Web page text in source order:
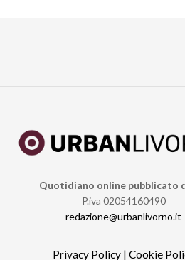
Quotidiano online pubblicato
P.iva 02054160490
redazione@urbanlivorno.it
Privacy Policy| Cookie